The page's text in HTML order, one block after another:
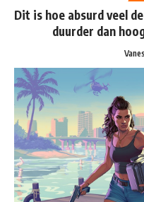
Dit is hoe absurd veel
duurder dan